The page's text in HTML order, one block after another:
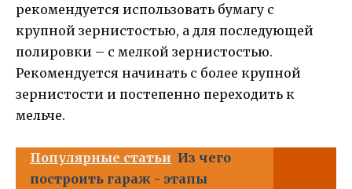
рекомендуется использовать бумагу с
крупной зернистостью, а для последующей
полировки – с мелкой зернистостью.
Рекомендуется начинать с более крупной
зернистости и постепенно переходить к
мельче.
Популярные статьи Из чего
построить гараж - этапы